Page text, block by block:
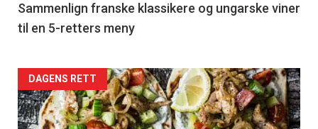
5
Sammenlign franske klassikere og ungarske viner
til en 5-retters meny
Forsiden
akkurat
DAGENS RETT